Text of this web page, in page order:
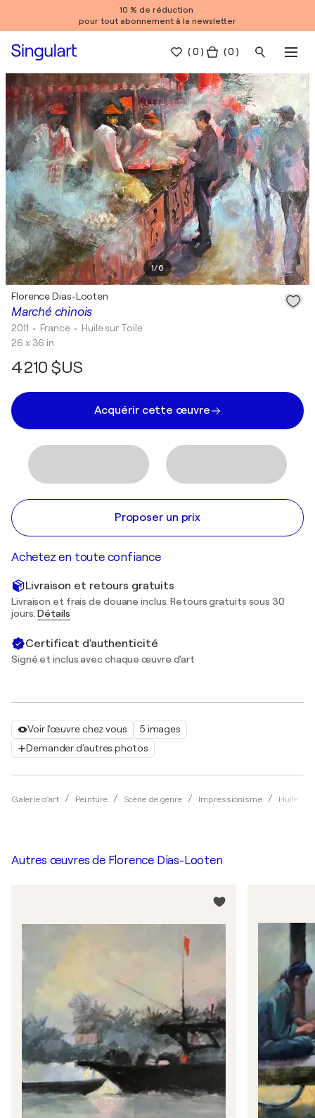
10 % de réduction
pour tout abonnement à la newsletter
(0 ) ( 0 )
1/6
Voir l'œuvre chez vous
5 images
Demander d'autres photos
Galerie d'art Peinture Scène de genre Impressionisme Huile
Marché chinois
Florence Dias-Looten
2011 • France • Huile sur Toile
26 x 36 in
4 210 $US
Acquérir cette œuvre
Proposer un prix
Achetez en toute confiance
Livraison et retours gratuits
Livraison et frais de douane inclus. Retours gratuits sous 30
jours.Détails
Certificat d'authenticité
Signé et inclus avec chaque œuvre d'art
Autres œuvres de Florence Dias-Looten